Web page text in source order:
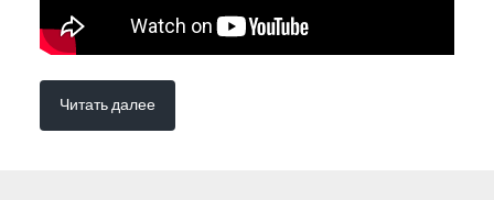
Читать далее